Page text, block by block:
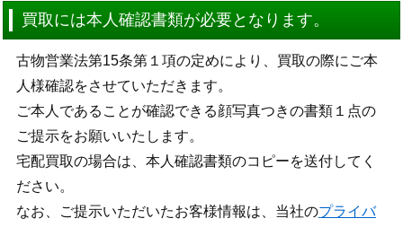
買取には本人確認書類が必要となります。
古物営業法第15条第１項の定めにより、買取の際にご本
人様確認をさせていただきます。
ご本人であることが確認できる顔写真つきの書類１点の
ご提示をお願いいたします。
宅配買取の場合は、本人確認書類のコピーを送付してく
ださい。
なお、ご提示いただいたお客様情報は、当社のプライバ